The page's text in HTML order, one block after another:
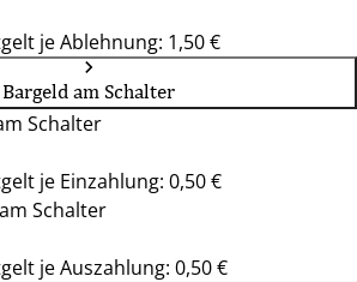
je Ablehnung: 1,50 €
Bargeld am Schalter
Schalter
je Einzahlung: 0,50 €
Schalter
je Auszahlung: 0,50 €